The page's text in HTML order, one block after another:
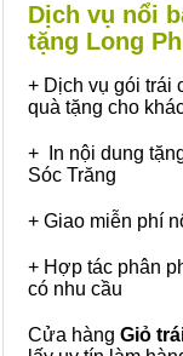
Dịch vụ nổi
tặng Long
+ Dịch vụ gói trái
quà tặng cho
+ In nội dung
Sóc Trăng
+ Giao miễn phí
+ Hợp tác phân
có nhu cầu
Cửa hàng Giỏ